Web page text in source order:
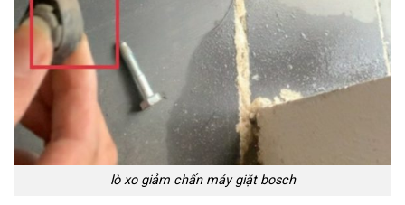
lò xo giảm chấn máy giặt bosch